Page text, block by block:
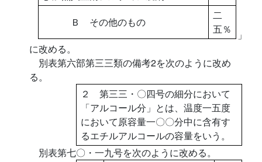
Ｂ その他のもの
二
五％
」
に改める。
別表第六部第三三類の備考2を次のように改め
る。
２ 第三三・〇四号の細分において
「アルコール分」とは、温度一五度
において原容量一〇〇分中に含有す
るエチルアルコールの容量をいう。
別表第七〇・一九号を次のように改める。